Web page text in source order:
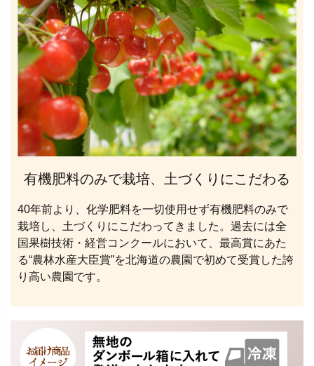
有機肥料のみで栽培、土づくりにこだわる
40年前より、化学肥料を一切使用せず有機肥料のみで
栽培し、土づくりにこだわってきました。過去には全
国果樹技術・経営コンクールにおいて、最高賞にあた
る“農林水産大臣賞”を北海道の農園で初めて受賞した誇
り高い農園です。